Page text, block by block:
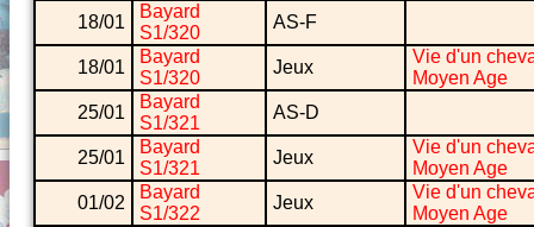
18/01
Bayard
S1/320
AS-F
18/01
Bayard
S1/320
Jeux
Vie d'un
Moyen Age
25/01
Bayard
S1/321
AS-D
25/01
Bayard
S1/321
Jeux
Vie d'un
Moyen Age
01/02
Bayard
S1/322
Jeux
Vie d'un
Moyen Age